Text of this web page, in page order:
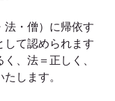
・僧）に帰依す
して認められます
、法＝正しく、
します。